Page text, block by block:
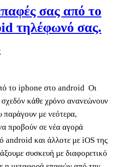
σας από το
τηλέφωνό σας.
το iphone στο android Οι
σχεδόν κάθε χρόνο ανανεώνουν
με νεότερα,
προβούν σε νέα αγορά
android και άλλοτε με iOS της
συσκευή με διαφορετικό